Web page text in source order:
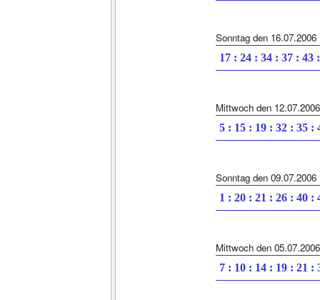
Sonntag den 16.07.2006
17 : 24 : 34 : 37 : 43
Mittwoch den 12.07.2006
5 : 15 : 19 : 32 : 35 :
Sonntag den 09.07.2006
1 : 20 : 21 : 26 : 40 :
Mittwoch den 05.07.2006
7 : 10 : 14 : 19 : 21 :